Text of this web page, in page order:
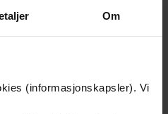
Om
(informasjonskapsler). Vi
Første gang på tilbud